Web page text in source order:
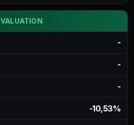
VALUATION
-
-
-
-10,53%